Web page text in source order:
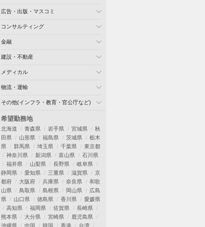
広告・出版・マスコミ
コンサルティング
金融
建設・不動産
メディカル
物流・運輸
その他(インフラ・教育・官公庁など)
希望勤務地
北海道 青森県 岩手県 宮城県
秋
田県
山形県 福島県 茨城県
栃木
県
群馬県 埼玉県 千葉県
東京都
神奈川県
新潟県 富山県
石川県
福井県
山梨県 長野県
岐阜県
静岡県
愛知県 三重県 滋賀県
京
都府
大阪府 兵庫県 奈良県
和歌
山県
鳥取県 島根県 岡山県
広島
県
山口県 徳島県 香川県
愛媛県
高知県
福岡県 佐賀県
長崎県
熊本県
大分県 宮崎県
鹿児島県
沖縄県
中国 韓国 香港
台湾